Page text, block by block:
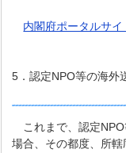
内閣府ポータルサ
5．認定NPO等の海外
これまで、認定NPO
場合、その都度、所